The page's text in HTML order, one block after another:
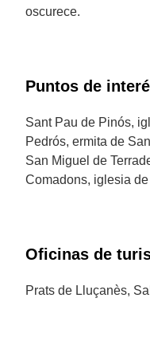
oscurece.
Puntos de
Sant Pau de Pinós,
Pedrós, ermita de
San Miguel de
Comadons, iglesia
Oficinas de
Prats de Lluçanès,